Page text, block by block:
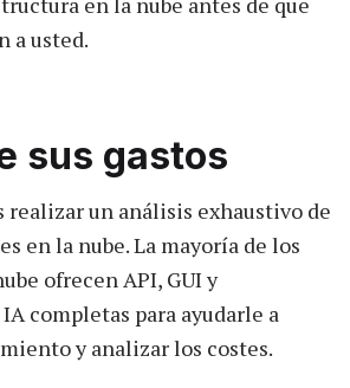
a usted.
sus gastos
realizar un análisis exhaustivo de
en la nube. La mayoría de los
ofrecen API, GUI y
completas para ayudarle a
y analizar los costes.